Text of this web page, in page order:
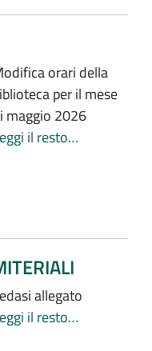
orari della
per il mese
maggio 2026
il resto…
allegato
il resto…